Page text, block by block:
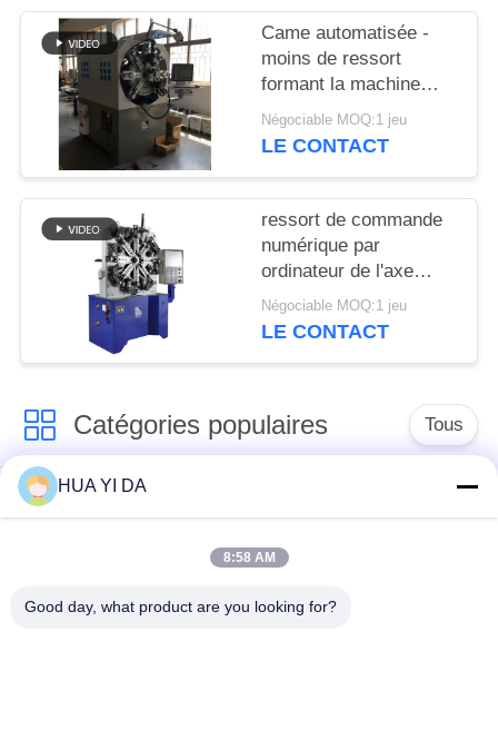
Came automatisée -
moins de ressort
formant la machine
avec haches rotatoires
de fil les 12
Négociable MOQ:1 jeu
LE CONTACT
ressort de commande
numérique par
ordinateur de l'axe
5.5KW 4 ancien/ressort
torsion de tension
Négociable MOQ:1 jeu
LE CONTACT
Catégories populaires Tous
machine de ressort
de commande
Machine de
ressort
HUA YI DA
8:58 AM
Good day, what product are you looking for?